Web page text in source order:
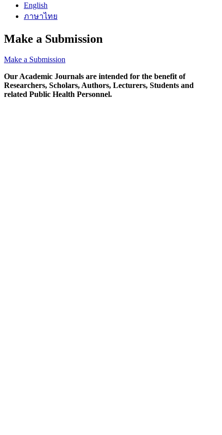
English
ภาษาไทย
Make a Submission
Make a Submission
Our Academic Journals are intended for the benefit of
Researchers, Scholars, Authors, Lecturers, Students and
related Public Health Personnel.